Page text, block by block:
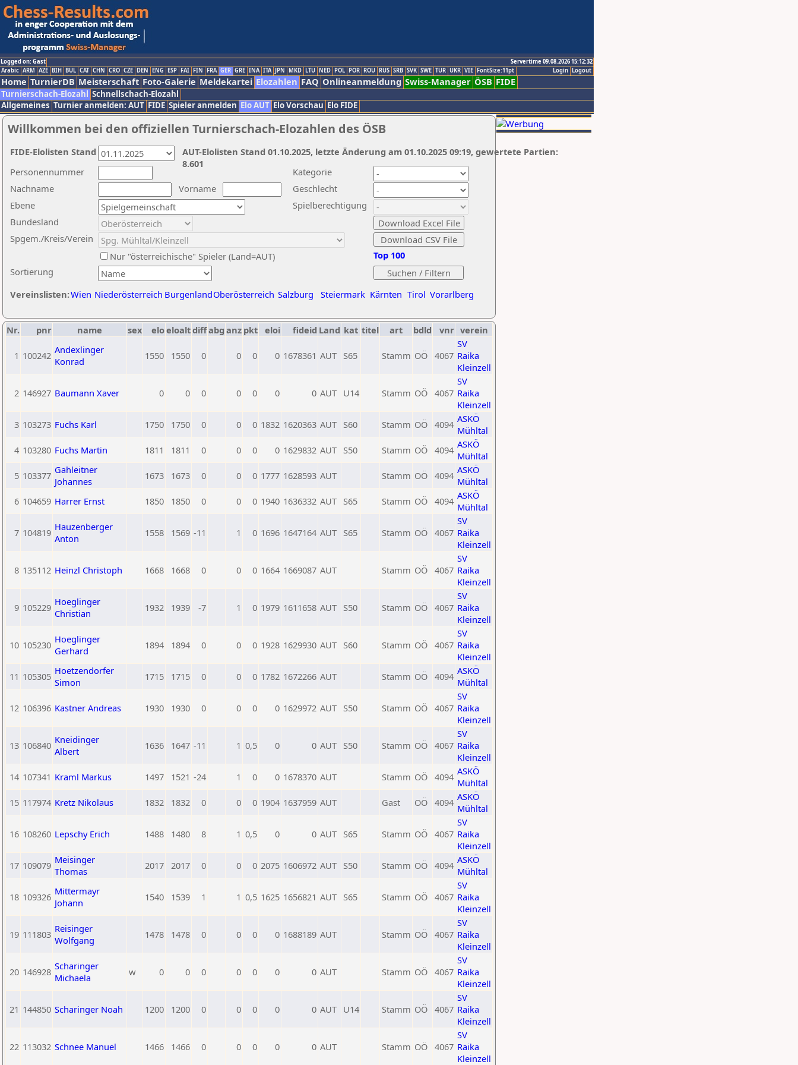
Logged on: Gast
Servertime 09.08.2026 15:12:32
Logout
Login
Arabic ARM AZE BIH BUL CAT CHN CRO CZE DEN ENG ESP FAI FIN FRA GER GRE INA ITA JPN MKD LTU NED POL POR ROU RUS SRB SVK SWE TUR UKR VIE FontSize:11pt
Home TurnierDB Meisterschaft Foto-Galerie Meldekartei Elozahlen FAQ Onlineanmeldung Swiss-Manager ÖSB FIDE
Turnierschach-Elozahl Schnellschach-Elozahl
Allgemeines Turnier anmelden: AUT FIDE Spieler anmelden Elo AUT Elo Vorschau Elo FIDE
Willkommen bei den offiziellen Turnierschach-Elozahlen des ÖSB
Nachname
Vorname
Ebene
Kategorie
Sortierung
Personennummer
Bundesland
Spgem./Kreis/Verein
Geschlecht
Nur "österreichische" Spieler (Land=AUT)
Spielberechtigung
Vereinslisten:Wien Niederösterreich BurgenlandOberösterreich Salzburg Steiermark Kärnten Tirol Vorarlberg
Top 100
AUT-Elolisten Stand 01.10.2025, letzte Änderung am 01.10.2025 09:19, gewertete Partien:
8.601
FIDE-Elolisten Stand
Nr. pnr name sex eloeloaltdiffabg anz pkt eloi fideid Land kat titel art bdld vnr verein
1 100242 Andexlinger
Konrad
1550 1550 0 0 0 0 1678361 AUT S65 Stamm OÖ 4067
SV
Raika
Kleinzell
2 146927 Baumann Xaver 0 0 0 0 0 0 0 AUT U14 Stamm OÖ 4067
SV
Raika
Kleinzell
3 103273 Fuchs Karl 1750 1750 0 0 0 1832 1620363 AUT S60 Stamm OÖ 4094 ASKÖ
Mühltal
4 103280 Fuchs Martin 1811 1811 0 0 0 0 1629832 AUT S50 Stamm OÖ 4094 ASKÖ
Mühltal
5 103377 Gahleitner
Johannes
1673 1673 0 0 0 1777 1628593 AUT Stamm OÖ 4094 ASKÖ
Mühltal
6 104659 Harrer Ernst 1850 1850 0 0 0 1940 1636332 AUT S65 Stamm OÖ 4094 ASKÖ
Mühltal
7 104819 Hauzenberger
Anton
1558 1569 -11 1 0 1696 1647164 AUT S65 Stamm OÖ 4067
SV
Raika
Kleinzell
8 135112 Heinzl Christoph 1668 1668 0 0 0 1664 1669087 AUT Stamm OÖ 4067
SV
Raika
Kleinzell
9 105229 Hoeglinger
Christian
1932 1939 -7 1 0 1979 1611658 AUT S50 Stamm OÖ 4067
SV
Raika
Kleinzell
10 105230 Hoeglinger
Gerhard
1894 1894 0 0 0 1928 1629930 AUT S60 Stamm OÖ 4067
SV
Raika
Kleinzell
11 105305 Hoetzendorfer
Simon
1715 1715 0 0 0 1782 1672266 AUT Stamm OÖ 4094 ASKÖ
Mühltal
12 106396 Kastner Andreas 1930 1930 0 0 0 0 1629972 AUT S50 Stamm OÖ 4067
SV
Raika
Kleinzell
13 106840 Kneidinger
Albert
1636 1647 -11 1 0,5 0 0 AUT S50 Stamm OÖ 4067
SV
Raika
Kleinzell
14 107341 Kraml Markus 1497 1521 -24 1 0 0 1678370 AUT Stamm OÖ 4094 ASKÖ
Mühltal
15 117974 Kretz Nikolaus 1832 1832 0 0 0 1904 1637959 AUT Gast OÖ 4094 ASKÖ
Mühltal
16 108260 Lepschy Erich 1488 1480 8 1 0,5 0 0 AUT S65 Stamm OÖ 4067
SV
Raika
Kleinzell
17 109079 Meisinger
Thomas
2017 2017 0 0 0 2075 1606972 AUT S50 Stamm OÖ 4094 ASKÖ
Mühltal
18 109326 Mittermayr
Johann
1540 1539 1 1 0,5 1625 1656821 AUT S65 Stamm OÖ 4067
SV
Raika
Kleinzell
19 111803 Reisinger
Wolfgang
1478 1478 0 0 0 0 1688189 AUT Stamm OÖ 4067
SV
Raika
Kleinzell
20 146928 Scharinger
Michaela
w 0 0 0 0 0 0 0 AUT Stamm OÖ 4067
SV
Raika
Kleinzell
21 144850 Scharinger Noah 1200 1200 0 0 0 0 0 AUT U14 Stamm OÖ 4067
SV
Raika
Kleinzell
22 113032 Schnee Manuel 1466 1466 0 0 0 0 0 AUT Stamm OÖ 4067
SV
Raika
Kleinzell